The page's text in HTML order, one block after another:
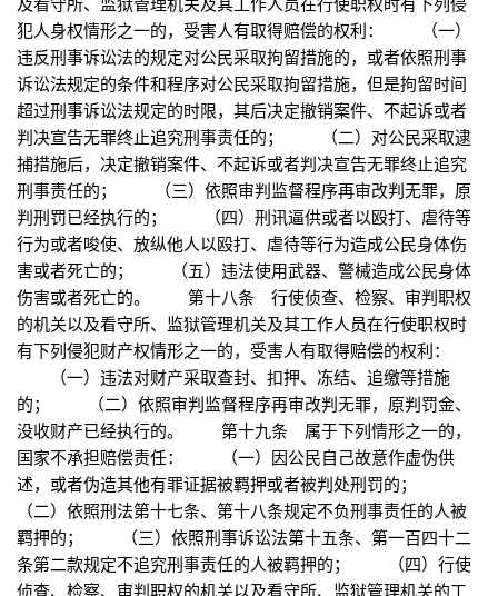
犯人身权情形之一的，受害人有取得赔偿的权利： （一）
违反刑事诉讼法的规定对公民采取拘留措施的，或者依照刑事
诉讼法规定的条件和程序对公民采取拘留措施，但是拘留时间
超过刑事诉讼法规定的时限，其后决定撤销案件、不起诉或者
判决宣告无罪终止追究刑事责任的； （二）对公民采取逮
捕措施后，决定撤销案件、不起诉或者判决宣告无罪终止追究
刑事责任的； （三）依照审判监督程序再审改判无罪，原
判刑罚已经执行的； （四）刑讯逼供或者以殴打、虐待等
行为或者唆使、放纵他人以殴打、虐待等行为造成公民身体伤
害或者死亡的； （五）违法使用武器、警械造成公民身体
伤害或者死亡的。 第十八条 行使侦查、检察、审判职权
的机关以及看守所、监狱管理机关及其工作人员在行使职权时
有下列侵犯财产权情形之一的，受害人有取得赔偿的权利：
（一）违法对财产采取查封、扣押、冻结、追缴等措施
的； （二）依照审判监督程序再审改判无罪，原判罚金、
没收财产已经执行的。 第十九条 属于下列情形之一的，
国家不承担赔偿责任： （一）因公民自己故意作虚伪供
述，或者伪造其他有罪证据被羁押或者被判处刑罚的；
（二）依照刑法第十七条、第十八条规定不负刑事责任的人被
羁押的； （三）依照刑事诉讼法第十五条、第一百四十二
条第二款规定不追究刑事责任的人被羁押的； （四）行使
侦查、检察、审判职权的机关以及看守所、监狱管理机关的工